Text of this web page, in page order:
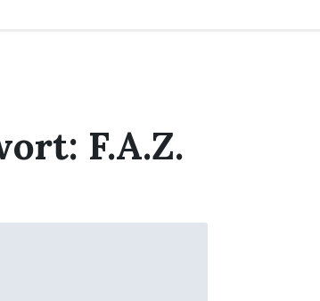
F.A.Z.